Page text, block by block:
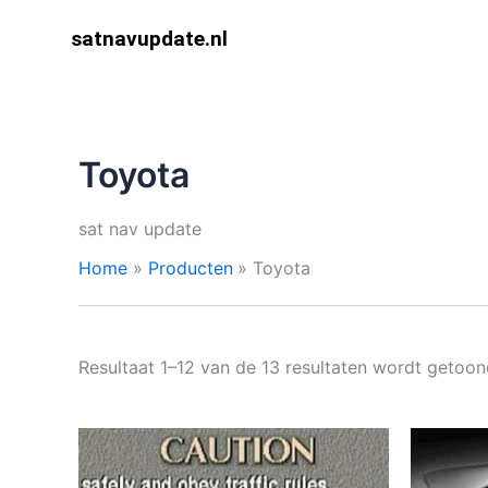
satnavupdate.nl
Toyota
sat nav update
Home
Producten Toyota
Resultaat 1–12 van de 13 resultaten wordt
Prijsklasse:
€ 9,99
tot
Dit
product